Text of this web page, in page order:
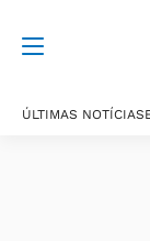
ÚLTIMAS NOTÍCIAS